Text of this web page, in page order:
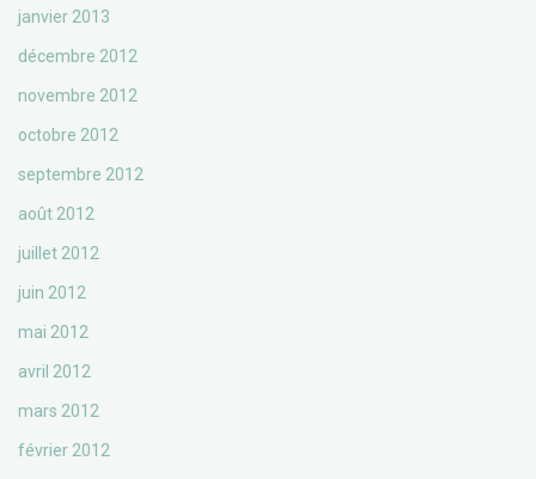
janvier 2013
décembre 2012
novembre 2012
octobre 2012
septembre 2012
août 2012
juillet 2012
juin 2012
mai 2012
avril 2012
mars 2012
février 2012